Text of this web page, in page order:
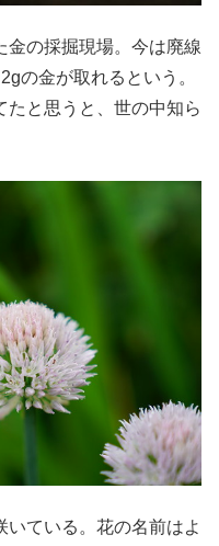
金の採掘現場。今は廃線
の金が取れるという。
たと思うと、世の中知ら
いている。花の名前はよ